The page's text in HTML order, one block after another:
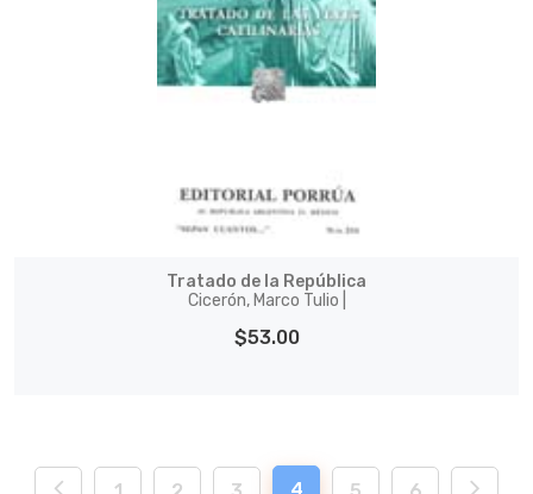
Tratado de la República
Cicerón, Marco Tulio |
$53.00